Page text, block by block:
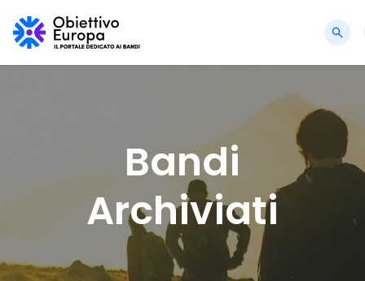
Bandi
Archiviati